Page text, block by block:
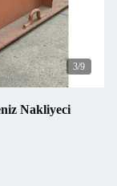
4/9
Nakliyeci